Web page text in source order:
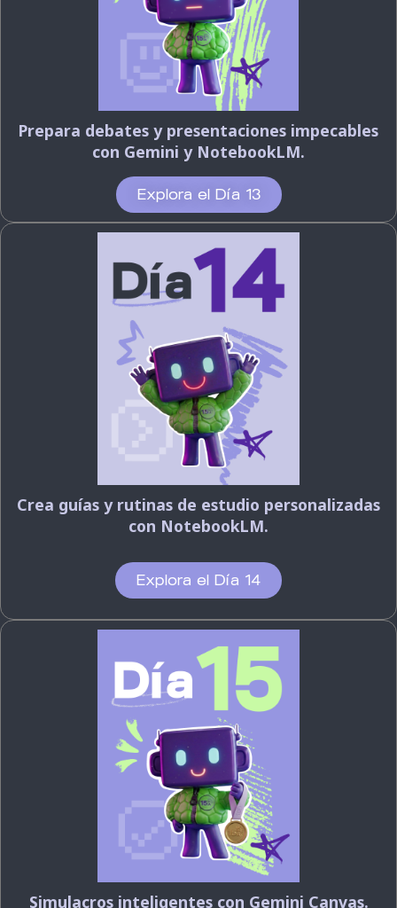
Prepara debates y presentaciones impecables
con Gemini y NotebookLM.
Explora el Día 13
Crea guías y rutinas de estudio personalizadas
con NotebookLM.
Explora el Día 14
Simulacros inteligentes con Gemini Canvas.